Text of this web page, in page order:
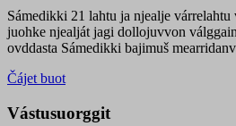
Sámedikki 21 lahtu ja njealje
juohke njealját jagi dollojuvvon
ovddasta Sámedikki bajimuš
Čájet buot
Vástusuorggit